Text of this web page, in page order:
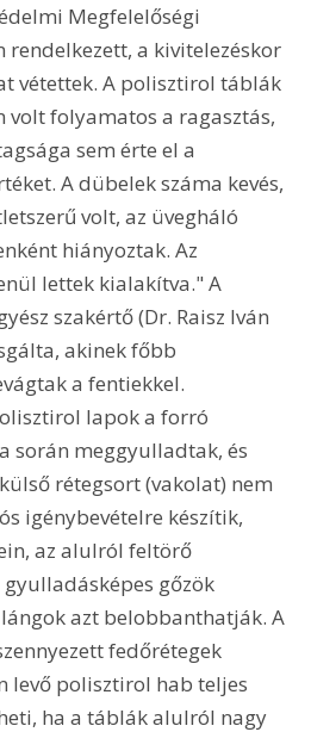
Megfelelőségi
rendelkezett, a kivitelezéskor
vétettek. A polisztirol táblák
volt folyamatos a ragasztás,
sem érte el a
A dübelek száma kevés,
volt, az üvegháló
hiányoztak. Az
lettek kialakítva." A
szakértő (Dr. Raisz Iván
akinek főbb
a fentiekkel.
lapok a forró
során meggyulladtak, és
rétegsort (vakolat) nem
igénybevételre készítik,
az alulról feltörő
gőzök
azt belobbanthatják. A
fedőrétegek
levő polisztirol hab teljes
ha a táblák alulról nagy